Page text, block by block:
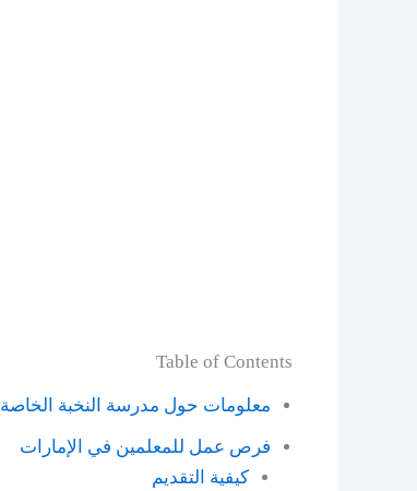
Table of Contents
معلومات حول مدرسة النخبة الخاصة
فرص عمل للمعلمين في الإمارات
كيفية التقديم